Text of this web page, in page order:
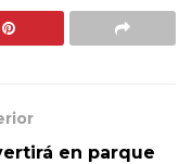
en parque